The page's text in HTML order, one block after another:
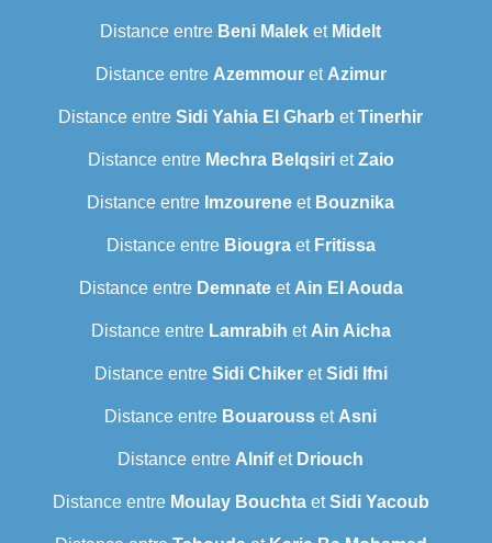
Distance entre Beni Malek et Midelt
Distance entre Azemmouret Azimur
Distance entre Sidi Yahia El Gharb etTinerhir
Distance entre Mechra BelqsirietZaio
Distance entre Imzourene et Bouznika
Distance entre Biougraet Fritissa
Distance entre Demnateet Ain El Aouda
Distance entre Lamrabih et Ain Aicha
Distance entre Sidi ChikeretSidi Ifni
Distance entre Bouarouss et Asni
Distance entre Alnifet Driouch
Distance entre Moulay BouchtaetSidi Yacoub